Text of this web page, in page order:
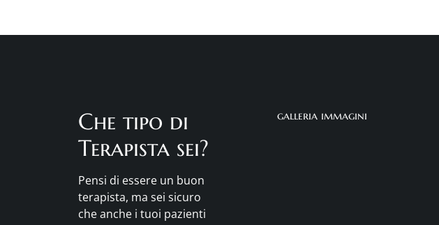
Che tipo di
Terapista sei?
Pensi di essere un buon
terapista, ma sei sicuro
che anche i tuoi pazienti
galleria immagini